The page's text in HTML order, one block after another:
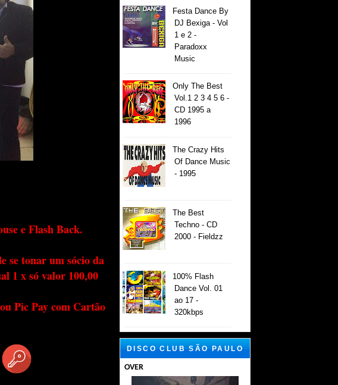
e Flash Back.
se tonar um sócio da
1 x só valor 100,00
Pic Pay com Cartão
Festa Dance By
DJ Bexiga - Vol
1 e 2 -
Paradoxx
Music
Only The Best
Vol.1 2 3 4 5 6 -
CD 1995 a
1996
The Crazy Hits
Of Dance Music
- 1995
The Best
Techno - CD
2000 - Fieldzz
100% Flash
Dance Vol. 01
ao 17 -
320kbps
DISCO CLUB SÃO PAULO
OVER